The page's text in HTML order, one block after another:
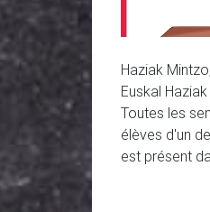
Haziak
Euskal
Toutes les
élèves d'un
est présent